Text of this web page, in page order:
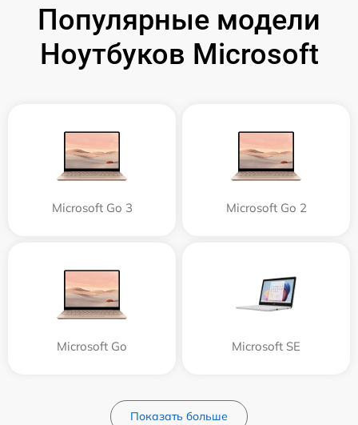
Популярные модели
Ноутбуков Microsoft
Microsoft Go 3 Microsoft Go 2
Microsoft Go Microsoft SE
Показать больше